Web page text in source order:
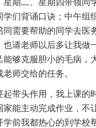
期二、星期四带领同
学们背诵口诀；中午组
同需要帮助的同学去医
也请老师以后多让我做
能够克服胆小的毛病，
师交给的任务。
起带头作用，我上课的
家能主动完成作业，不
学前我都热心的到学校